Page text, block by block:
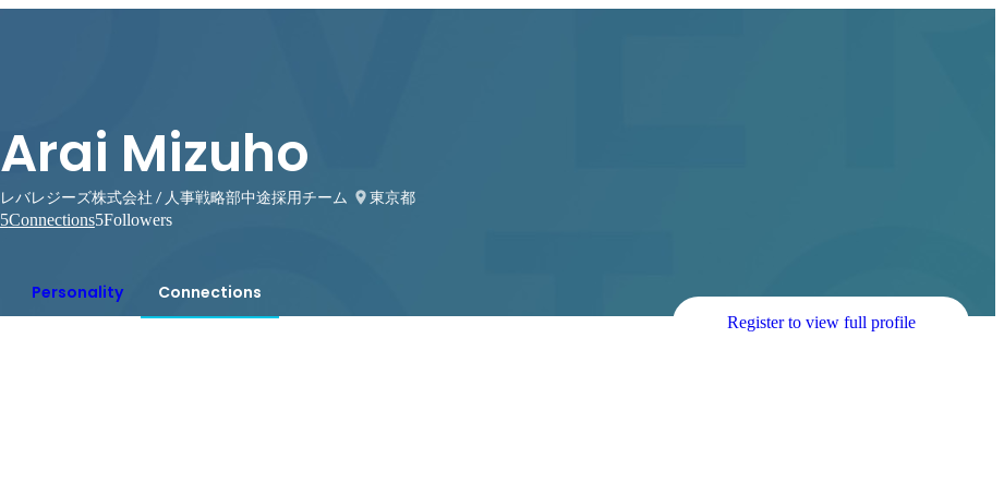
Arai Mizuho
レバレジーズ株式会社 / 人事戦略部中途採用チーム
東京都
5Connections5Followers
Personality Connections
Register to view full profile